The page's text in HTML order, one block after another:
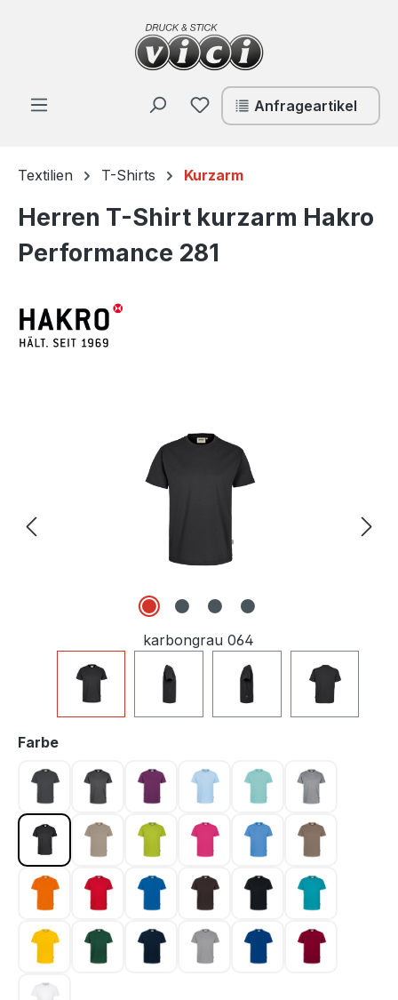
Zum Hauptinhalt springen
Du hast 0 Produkte auf
Anfrageartikel
Textilien T-Shirts Kurzarm
Herren T-Shirt kurzarm Hakro
Performance 281
karbongrau 064
Farbeauswählen
anthrazit 028anthrazit meliert 328
aubergine 118eisblau 020eisgrün 059grau meliert
karbongrau 064
khaki 080kiwi 040 magenta 122malibublau 041
nougat 128
orange 027rot 002 royalblau 010schokolade 022schwarz 005smaragd 012
sonne 035tanne 072tinte 034 titan 043 ultramarinblau 129
weinrot 017